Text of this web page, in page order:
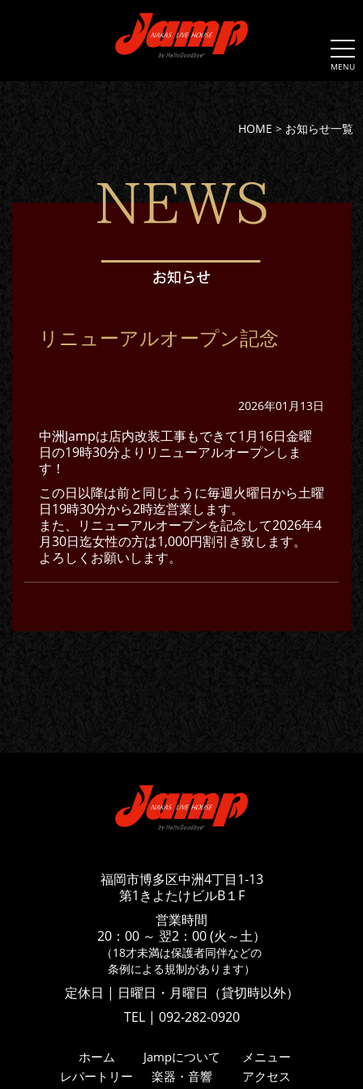
MENU
HOME > お知らせ一覧
リニューアルオープン記念
2026年01月13日
中洲Jampは店内改装工事もできて1月16日金曜
日の19時30分よりリニューアルオープンしま
す！
この日以降は前と同じように毎週火曜日から土曜
日19時30分から2時迄営業します。
また、リニューアルオープンを記念して2026年4
月30日迄女性の方は1,000円割引き致します。
よろしくお願いします。
福岡市博多区中洲4丁目1-13
第1きよたけビルB１F
営業時間
20：00 ～ 翌2：00 (火～土）
（18才未満は保護者同伴などの
条例による規制があります）
定休日 | 日曜日・月曜日（貸切時以外）
TEL | 092-282-0920
ホーム Jampについて
メニュー
レパートリー
楽器・音響
アクセス